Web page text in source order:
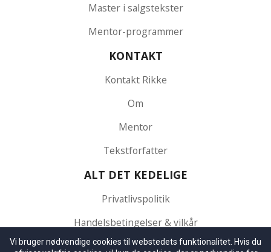
Master i salgstekster
Mentor-programmer
KONTAKT
Kontakt Rikke
Om
Mentor
Tekstforfatter
ALT DET KEDELIGE
Privatlivspolitik
Handelsbetingelser & vilkår
CONNECT MED RIKKE
Vi bruger nødvendige cookies til webstedets funktionalitet. Hvis du